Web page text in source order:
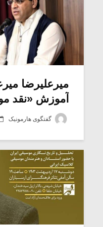
میرعلیرضا
آموزش «نقد
گفتگوی هارمونیک